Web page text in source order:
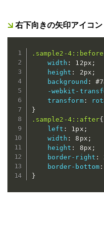
右下向きの矢印アイコン
.sample2-4::before
width : 12px ;
height : 2px ;
background :
-webkit-
transform:
}
.sample2-4::after{
left : 1px ;
width : 8px ;
height : 8px ;
border-right :
border-bottom :
}